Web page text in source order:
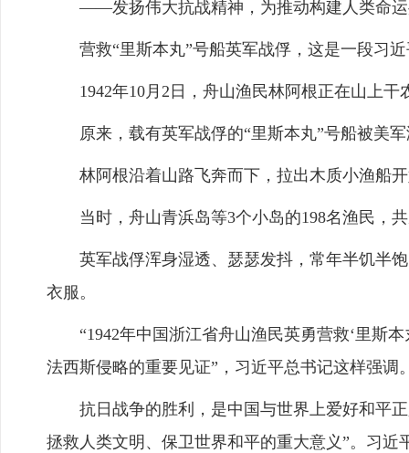
——发扬伟大抗战精神，为推动构建人类命运
营救“里斯本丸”号船英军战俘，这是一段习近
1942年10月2日，舟山渔民林阿根正在山上干
原来，载有英军战俘的“里斯本丸”号船被美军
林阿根沿着山路飞奔而下，拉出木质小渔船开
当时，舟山青浜岛等3个小岛的198名渔民，共
英军战俘浑身湿透、瑟瑟发抖，常年半饥半饱
衣服。
“1942年中国浙江省舟山渔民英勇营救‘里斯本
法西斯侵略的重要见证”，习近平总书记这样强调
抗日战争的胜利，是中国与世界上爱好和平正
拯救人类文明、保卫世界和平的重大意义”。习